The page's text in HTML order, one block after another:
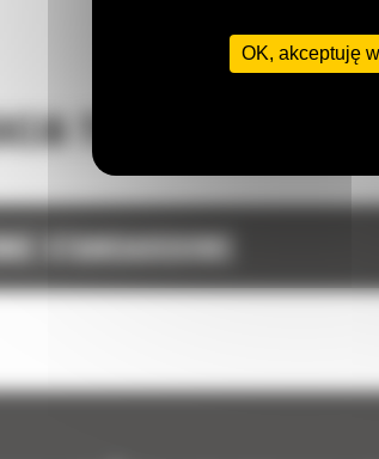
TECHNICZNA
STANDARDOWE
OK, akceptuję